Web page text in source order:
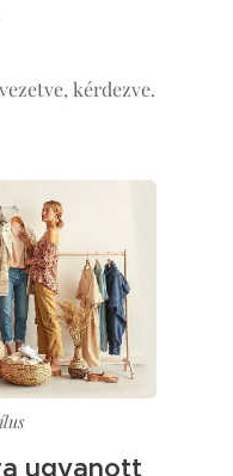
kérdezve.
ugyanott